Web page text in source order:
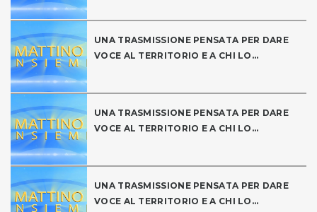
UNA TRASMISSIONE PENSATA PER DARE
VOCE AL TERRITORIO E A CHI LO...
UNA TRASMISSIONE PENSATA PER DARE
VOCE AL TERRITORIO E A CHI LO...
UNA TRASMISSIONE PENSATA PER DARE
VOCE AL TERRITORIO E A CHI LO...